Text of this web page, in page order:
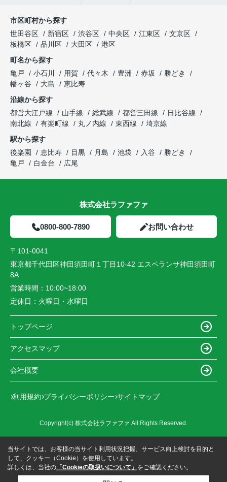
市区町村から探す
世田谷区
新宿区 渋谷区 中央区 江東区
文京区
板橋区
品川区 大田区
港区
町名から探す
亀戸
小石川 用賀 代々木 豊洲 赤坂
勝どき
幡ヶ谷
大島
恵比寿
沿線から探す
都営大江戸線
山手線 総武線 都営三田線
日比谷線
南北線
有楽町線 丸ノ内線 東西線
埼京線
駅から探す
後楽園
恵比寿 目黒 月島 池袋 入谷
勝どき
亀戸
白金台 広尾
株式会社ラファファ
0800-800-7890 お問い合わせ
〒101-0041
東京都千代田区神田須田町１丁目10-42 エスペランサ神田須田町
8A
営業時間： 10:00~18:00
定休日： 火曜日・水曜日
トップページ
アクセスマップ
会社概要
利用規約 プライバシーポリシー サイトマップ
Copyright(c) 株式会社ラファファ All Rights Reserved.
当サイトでは、お客様の当サイト利用状況把握、サービス向上検討を目的と
して、クッキー（Cookie）を使用しています。
詳しくは、当社の 「Cookieの取扱いについて」 をご確認ください。